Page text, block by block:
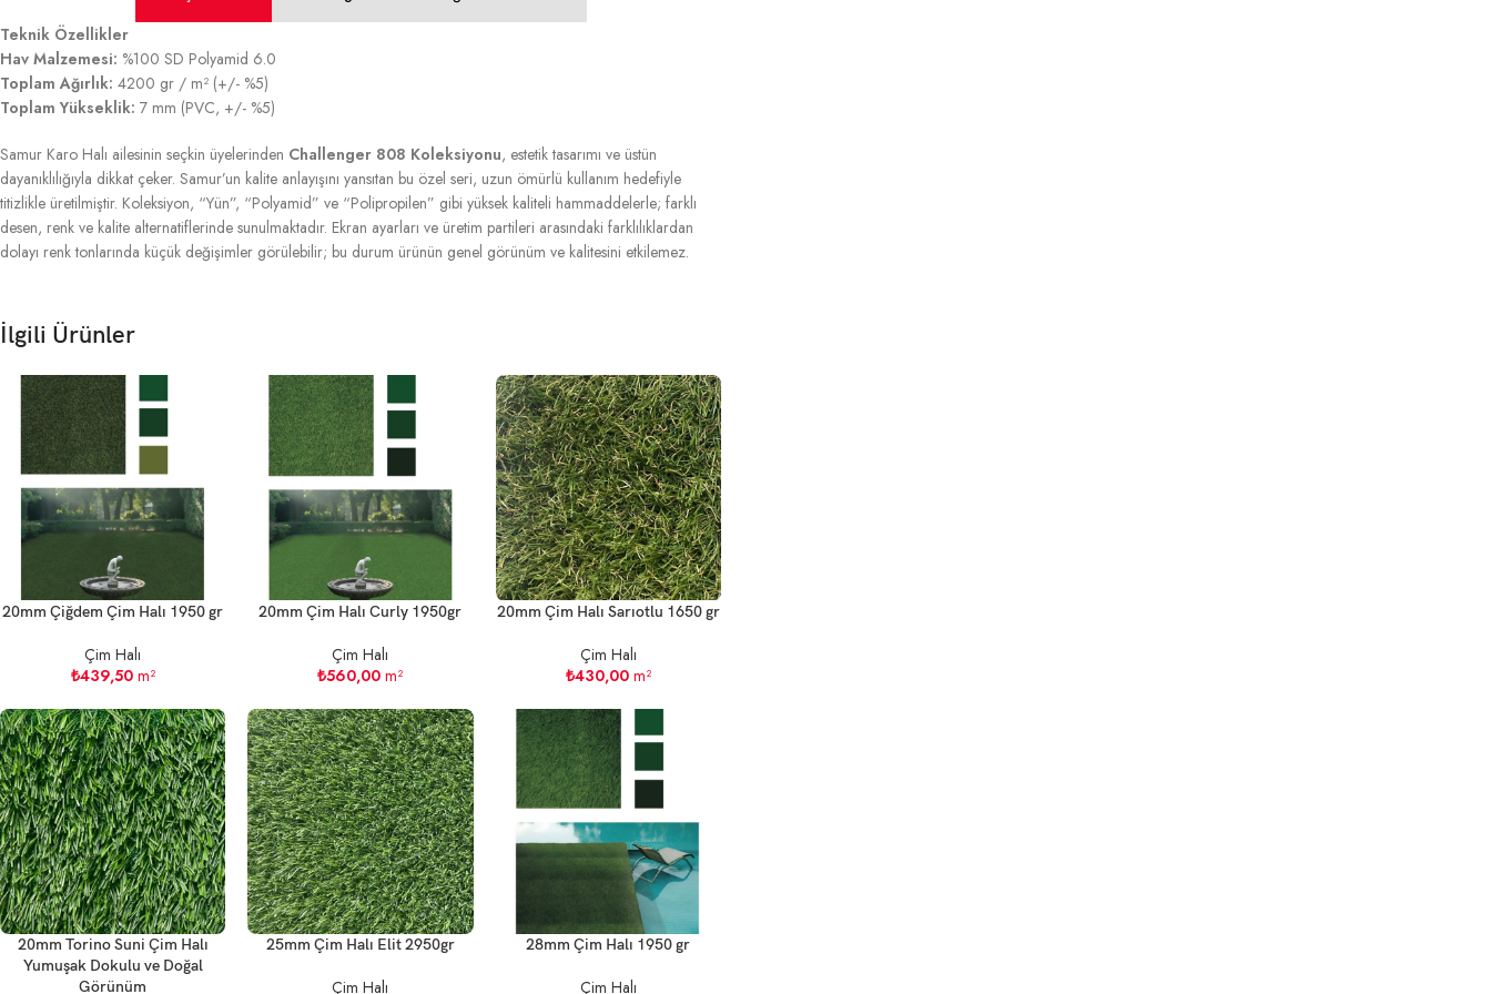
Teknik Özellikler
Hav Malzemesi: %100 SD Polyamid 6.0
Toplam Ağırlık: 4200 gr / m² (+/- %5)
Toplam Yükseklik: 7 mm (PVC, +/- %5)
Samur Karo Halı ailesinin seçkin üyelerinden Challenger 808 Koleksiyonu, estetik tasarımı ve üstün
dayanıklılığıyla dikkat çeker. Samur’un kalite anlayışını yansıtan bu özel seri, uzun ömürlü kullanım hedefiyle
titizlikle üretilmiştir. Koleksiyon, “Yün”, “Polyamid” ve “Polipropilen” gibi yüksek kaliteli hammaddelerle; farklı
desen, renk ve kalite alternatiflerinde sunulmaktadır. Ekran ayarları ve üretim partileri arasındaki farklılıklardan
dolayı renk tonlarında küçük değişimler görülebilir; bu durum ürünün genel görünüm ve kalitesini etkilemez.
İlgili Ürünler
20mm Çiğdem Çim Halı 1950 gr
Çim Halı
₺439,50m²
20mm Çim Halı Curly 1950gr
Çim Halı
₺560,00 m²
20mm Çim Halı Sarıotlu 1650 gr
Çim Halı
₺430,00m²
20mm Torino Suni Çim Halı
Yumuşak Dokulu ve Doğal
Görünüm
25mm Çim Halı Elit 2950gr
Çim Halı
28mm Çim Halı 1950 gr
Çim Halı